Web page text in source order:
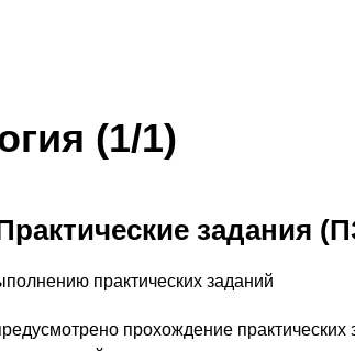
(1/1)
задания
практических заданий
прохождение практических